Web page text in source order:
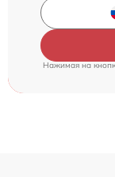
Нажимая на